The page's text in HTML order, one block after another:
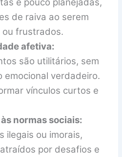
e pouco planejadas,
de raiva ao serem
frustrados.
afetiva:
são utilitários, sem
emocional verdadeiro.
vínculos curtos e
normas sociais:
ilegais ou imorais,
por desafios e